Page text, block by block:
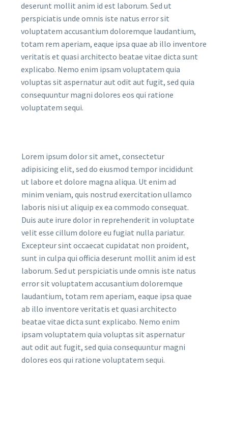
deserunt mollit anim id est laborum. Sed ut
perspiciatis unde omnis iste natus error sit
voluptatem accusantium doloremque laudantium,
totam rem aperiam, eaque ipsa quae ab illo inventore
veritatis et quasi architecto beatae vitae dicta sunt
explicabo. Nemo enim ipsam voluptatem quia
voluptas sit aspernatur aut odit aut fugit, sed quia
consequuntur magni dolores eos qui ratione
voluptatem sequi.
Lorem ipsum dolor sit amet, consectetur
adipisicing elit, sed do eiusmod tempor incididunt
ut labore et dolore magna aliqua. Ut enim ad
minim veniam, quis nostrud exercitation ullamco
laboris nisi ut aliquip ex ea commodo consequat.
Duis aute irure dolor in reprehenderit in voluptate
velit esse cillum dolore eu fugiat nulla pariatur.
Excepteur sint occaecat cupidatat non proident,
sunt in culpa qui officia deserunt mollit anim id est
laborum. Sed ut perspiciatis unde omnis iste natus
error sit voluptatem accusantium doloremque
laudantium, totam rem aperiam, eaque ipsa quae
ab illo inventore veritatis et quasi architecto
beatae vitae dicta sunt explicabo. Nemo enim
ipsam voluptatem quia voluptas sit aspernatur
aut odit aut fugit, sed quia consequuntur magni
dolores eos qui ratione voluptatem sequi.